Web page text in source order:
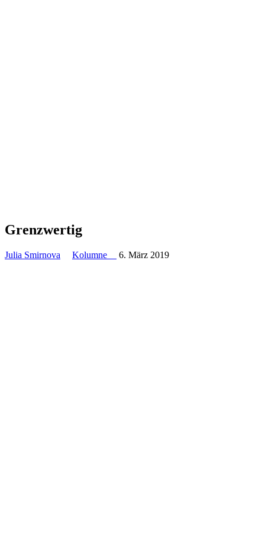
Grenz­wertig
Julia Smirnova Kolumne 6. März 2019